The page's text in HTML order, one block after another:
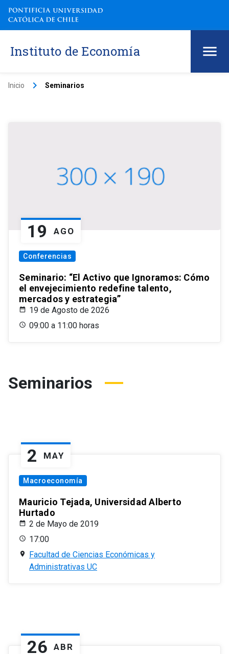
Instituto de Economía
Inicio keyboard_arrow_right Seminarios
19 AGO
Conferencias
Seminario: “El Activo que Ignoramos: Cómo
el envejecimiento redefine talento,
mercados y estrategia”
19 de Agosto de 2026
09:00 a 11:00 horas
Seminarios
2 MAY
Macroeconomía
Mauricio Tejada, Universidad Alberto
Hurtado
2 de Mayo de 2019
17:00
Facultad de Ciencias Económicas y
Administrativas UC
26 ABR